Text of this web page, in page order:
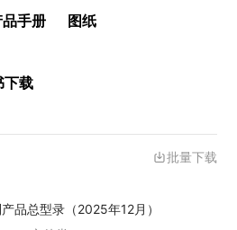
品手册 图纸
下载
批量下载
品总型录（2025年12月）